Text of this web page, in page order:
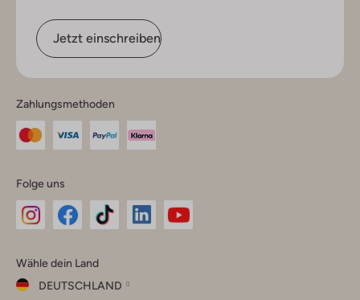
Jetzt einschreiben
Zahlungsmethoden
Folge uns
Instagram
Facebook
TikTok
Wähle dein Land
DEUTSCHLAND